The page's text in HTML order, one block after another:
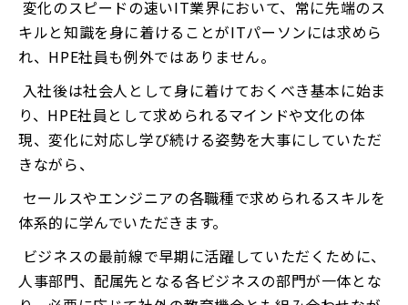
変化のスピードの速いIT業界において、常に先端のス
キルと知識を身に着けることがITパーソンには求めら
れ、HPE社員も例外ではありません。
入社後は社会人として身に着けておくべき基本に始ま
り、HPE社員として求められるマインドや文化の体
現、変化に対応し学び続ける姿勢を大事にしていただ
きながら、
セールスやエンジニアの各職種で求められるスキルを
体系的に学んでいただきます。
ビジネスの最前線で早期に活躍していただくために、
人事部門、配属先となる各ビジネスの部門が一体とな